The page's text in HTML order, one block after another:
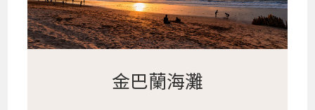
金巴蘭海灘